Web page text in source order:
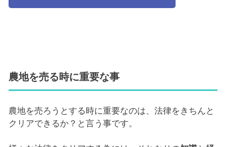
農地を売る時に重要な事
農地を売ろうとする時に重要なのは、法律をきちんと
クリアできるか？と言う事です。